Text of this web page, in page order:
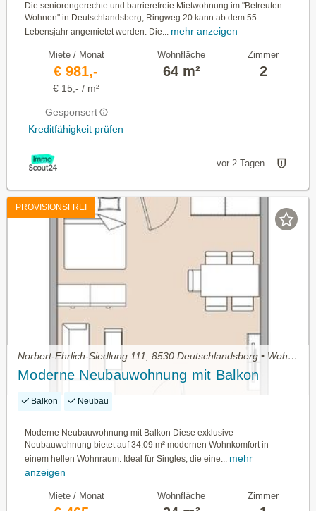
Die seniorengerechte und barrierefreie Mietwohnung im "Betreuten
Wohnen" in Deutschlandsberg, Ringweg 20 kann ab dem 55.
Lebensjahr angemietet werden. Die... mehr anzeigen
Miete / Monat
€ 981,-
€ 15,- / m²
Gesponsert
Kreditfähigkeit prüfen
Wohnfläche
64 m²
Zimmer
2
vor 2 Tagen
PROVISIONSFREI
Norbert-Ehrlich-Siedlung 111, 8530 Deutschlandsberg • Wohnung mieten
Moderne Neubauwohnung mit Balkon
Balkon Neubau
Moderne Neubauwohnung mit Balkon Diese exklusive
Neubauwohnung bietet auf 34.09 m² modernen Wohnkomfort in
einem hellen Wohnraum. Ideal für Singles, die eine...
mehr
anzeigen
Miete / Monat Wohnfläche Zimmer